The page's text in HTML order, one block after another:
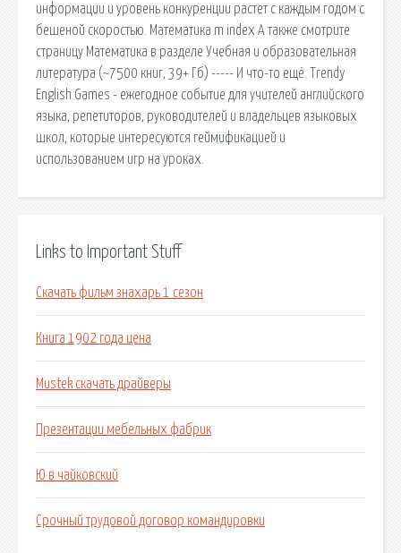
информации и уровень конкуренции растет с каждым годом с
бешеной скоростью. Математика m index А также смотрите
страницу Математика в разделе Учебная и образовательная
литература (~7500 книг, 39+ Гб) ----- И что-то ещё. Trendy
English Games - ежегодное событие для учителей английского
языка, репетиторов, руководителей и владельцев языковых
школ, которые интересуются геймификацией и
использованием игр на уроках.
Links to Important Stuff
Скачать фильм знахарь 1 сезон
Книга 1902 года цена
Mustek скачать драйверы
Презентации мебельных фабрик
Ю в чайковский
Срочный трудовой договор командировки